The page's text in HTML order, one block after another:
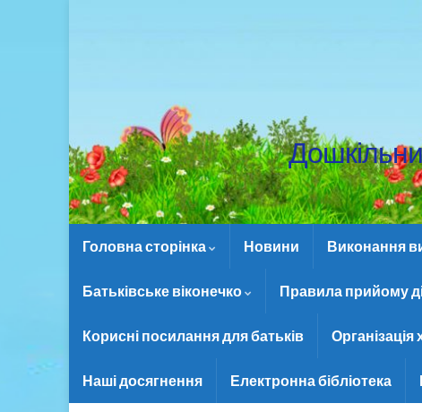
Головна сторінка Новини Виконання
Батьківське віконечко Правила прийому
Корисні посилання для батьків Організація
Наші досягнення Електронна бібліотека